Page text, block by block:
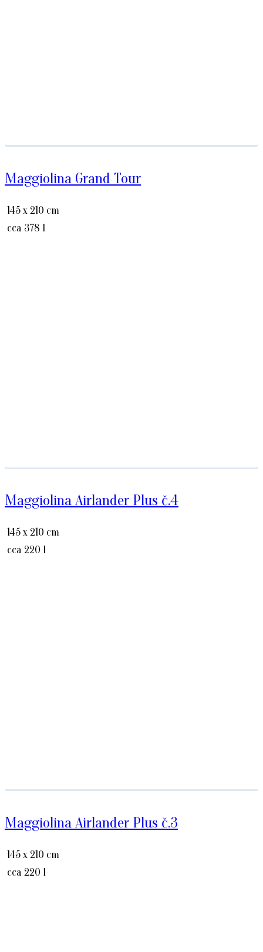
Maggiolina Grand Tour
145 x 210 cm
cca 378 l
Maggiolina Airlander Plus č.4
145 x 210 cm
cca 220 l
Maggiolina Airlander Plus č.3
145 x 210 cm
cca 220 l